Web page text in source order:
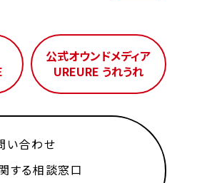
公式オウンドメディア
UREURE うれうれ
い合わせ
する相談窓口